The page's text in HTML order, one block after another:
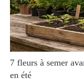
7 fleurs à semer
en été